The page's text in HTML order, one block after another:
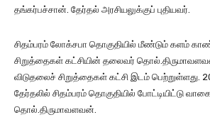
தங்கர்பச்சான். தேர்தல் அரசியலுக்குப் புதியவர்.
சிதம்பரம் லோக்சபா தொகுதியில் மீண்டும் களம்
சிறுத்தைகள் கட்சியின் தலைவர்
விடுதலைச் சிறுத்தைகள் கட்சி இடம்
தேர்தலில் சிதம்பரம் தொகுதியில் போட்டியிட்டு
தொல்.திருமாவளவன்.